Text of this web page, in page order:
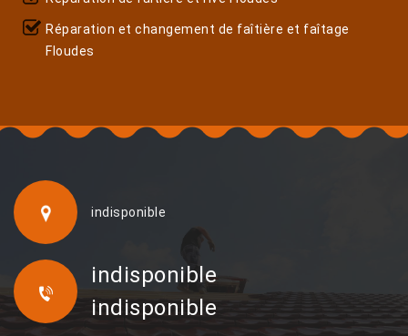
Réparation et changement de faîtière et faîtage
Floudes
indisponible
indisponible
indisponible